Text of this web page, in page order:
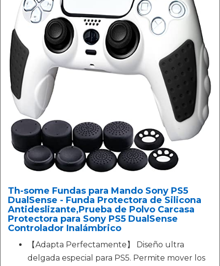
Th-some Fundas para Mando Sony PS5
DualSense - Funda Protectora de Silicona
Antideslizante,Prueba de Polvo Carcasa
Protectora para Sony PS5 DualSense
Controlador Inalámbrico
【Adapta Perfectamente】 Diseño ultra
delgada especial para PS5. Permite mover los